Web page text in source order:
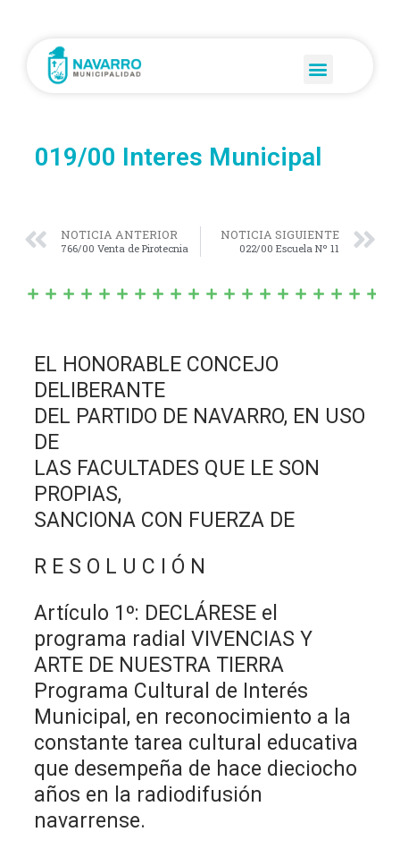
019/00 Interes Municipal
NOTICIA ANTERIOR
766/00 Venta de Pirotecnia
NOTICIA SIGUIENTE
022/00 Escuela Nº 11
EL HONORABLE CONCEJO
DELIBERANTE
DEL PARTIDO DE NAVARRO, EN USO
DE
LAS FACULTADES QUE LE SON
PROPIAS,
SANCIONA CON FUERZA DE
R E S O L U C I Ó N
Artículo 1º: DECLÁRESE el
programa radial VIVENCIAS Y
ARTE DE NUESTRA TIERRA
Programa Cultural de Interés
Municipal, en reconocimiento a la
constante tarea cultural educativa
que desempeña de hace dieciocho
años en la radiodifusión
navarrense.